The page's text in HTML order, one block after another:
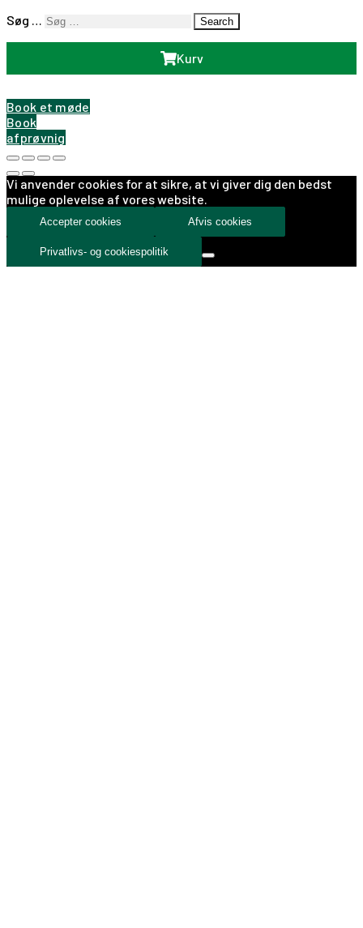
Søg …
Search
Kurv
Book et møde
Book
afprøvnig
Vi anvender cookies for at sikre, at vi giver dig den bedst
mulige oplevelse af vores website.
Accepter cookies Afvis cookies
Privatlivs- og cookiespolitik